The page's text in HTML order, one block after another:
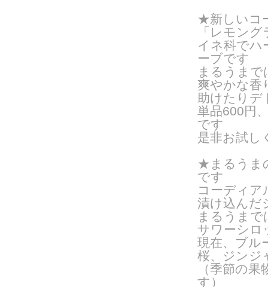
★新しいコ
「レモン
イネ科でハ
ーブです
まるうま
爽やかな香
助けたりデ
単品600円
です
是非お試し
★まるうま
です
コーディア
漬け込んだ
まるうま
サワーシロ
現在、ブル
桜、ジンジ
（季節の
す）